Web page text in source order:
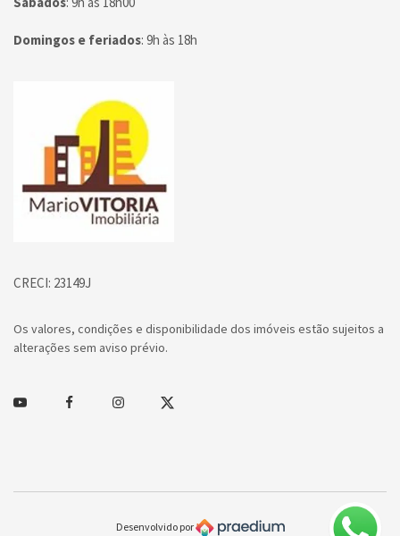
Domingos e feriados: 9h às 18h
Página inicial
CRECI: 23149J
Os valores, condições e disponibilidade dos imóveis estão sujeitos a
alterações sem aviso prévio.
Youtube FacebookInstagramTwitter
Desenvolvido por